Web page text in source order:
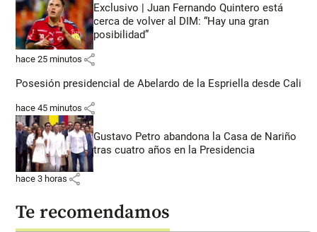
Exclusivo | Juan Fernando Quintero está
cerca de volver al DIM: “Hay una gran
posibilidad”
hace 25 minutos share
Posesión presidencial de Abelardo de la Espriella desde Cali
hace 45 minutos share
Gustavo Petro abandona la Casa de Nariño
tras cuatro años en la Presidencia
hace 3 horas share
Te recomendamos